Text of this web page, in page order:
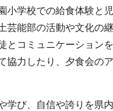
小学校での給食体験と
芸能部の活動や文化の
コミュニケーション
協力したり、夕食会の
学び、自信や誇りを県